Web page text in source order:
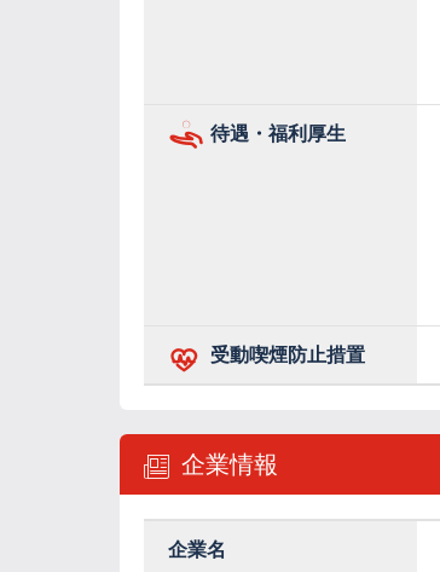
待遇・福利厚生
受動喫煙防止措置
企業情報
企業名